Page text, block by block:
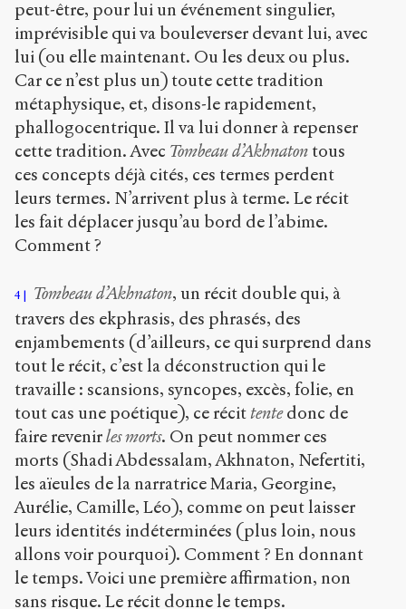
peut-être, pour lui un événement singulier,
imprévisible qui va bouleverser devant lui, avec
lui (ou elle maintenant. Ou les deux ou plus.
Car ce n’est plus un) toute cette tradition
métaphysique, et, disons-le rapidement,
phallogocentrique. Il va lui donner à repenser
cette tradition. Avec Tombeau d’Akhnaton tous
ces concepts déjà cités, ces termes perdent
leurs termes. N’arrivent plus à terme. Le récit
les fait déplacer jusqu’au bord de l’abime.
Comment ?
4 Tombeau d’Akhnaton, un récit double qui, à
travers des ekphrasis, des phrasés, des
enjambements (d’ailleurs, ce qui surprend dans
tout le récit, c’est la déconstruction qui le
travaille : scansions, syncopes, excès, folie, en
tout cas une poétique), ce récittentedonc de
faire revenirles morts. On peut nommer ces
morts (Shadi Abdessalam, Akhnaton, Nefertiti,
les aïeules de la narratrice Maria, Georgine,
Aurélie, Camille, Léo), comme on peut laisser
leurs identités indéterminées (plus loin, nous
allons voir pourquoi). Comment ? En donnant
le temps. Voici une première affirmation, non
sans risque. Le récit donne le temps.